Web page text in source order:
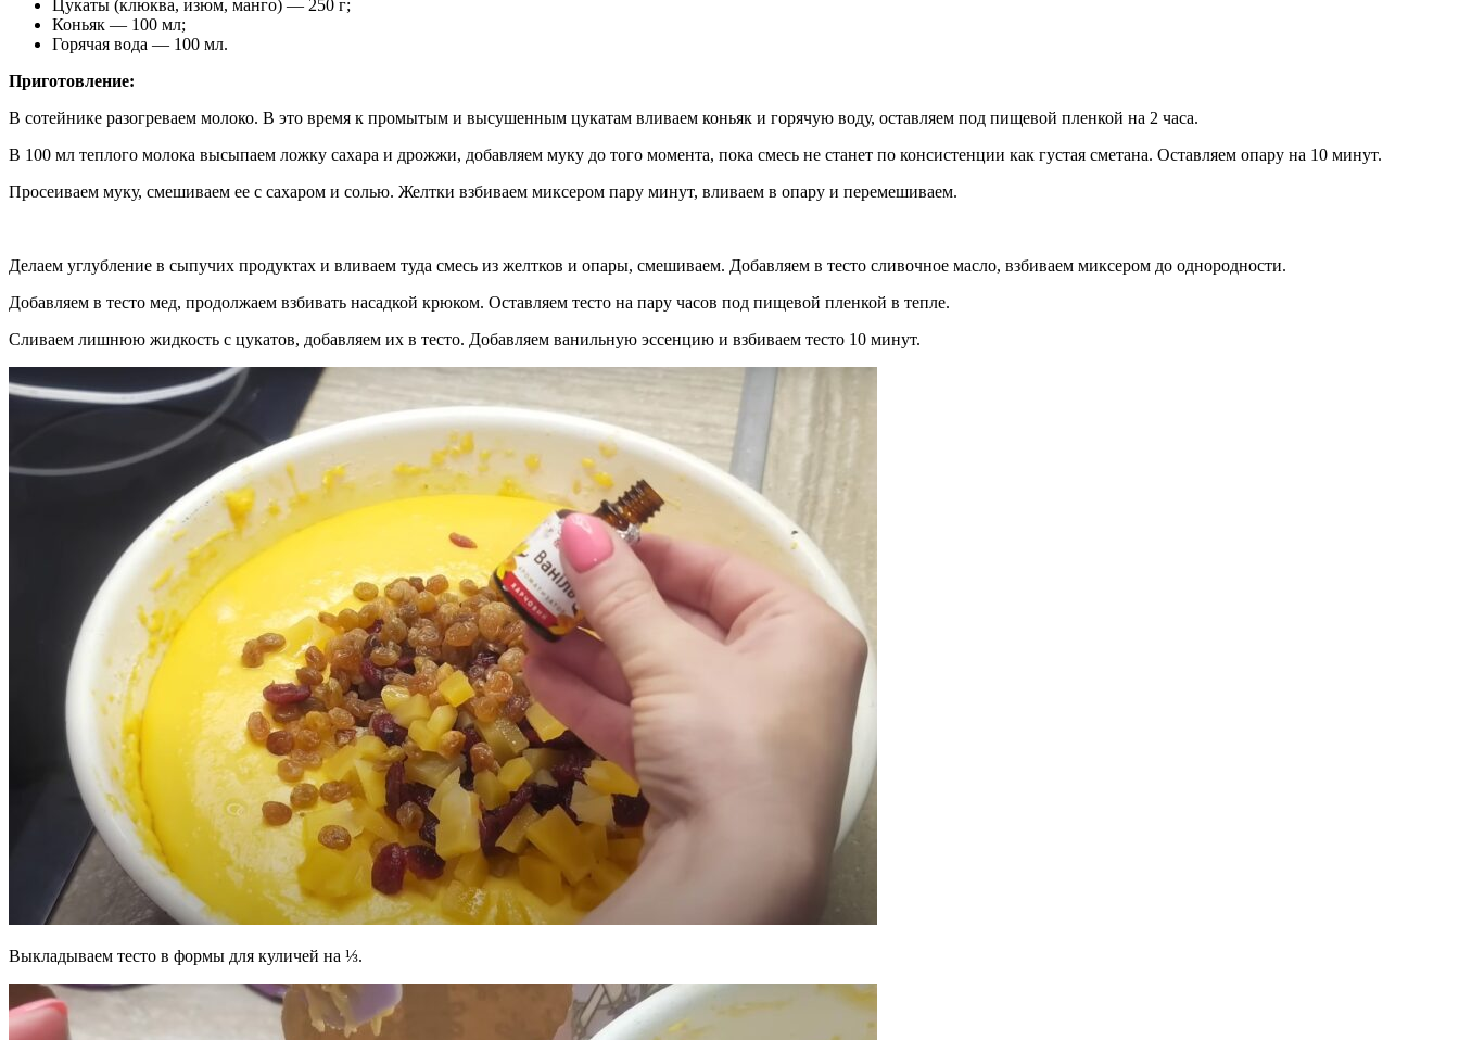
Цукаты (клюква, изюм, манго) — 250 г;
Коньяк — 100 мл;
Горячая вода — 100 мл.
Приготовление:
В сотейнике разогреваем молоко. В это время к промытым и высушенным цукатам вливаем коньяк и горячую воду, оставляем под пищевой пленкой на 2 часа.
В 100 мл теплого молока высыпаем ложку сахара и дрожжи, добавляем муку до того момента, пока смесь не станет по консистенции как густая сметана. Оставляем опару на 10 минут.
Просеиваем муку, смешиваем ее с сахаром и солью. Желтки взбиваем миксером пару минут, вливаем в опару и перемешиваем.
Делаем углубление в сыпучих продуктах и вливаем туда смесь из желтков и опары, смешиваем. Добавляем в тесто сливочное масло, взбиваем миксером до однородности.
Добавляем в тесто мед, продолжаем взбивать насадкой крюком. Оставляем тесто на пару часов под пищевой пленкой в тепле.
Сливаем лишнюю жидкость с цукатов, добавляем их в тесто. Добавляем ванильную эссенцию и взбиваем тесто 10 минут.
Выкладываем тесто в формы для куличей на ⅓.